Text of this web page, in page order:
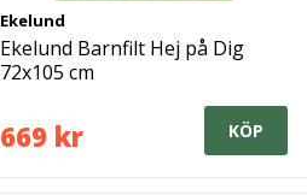
Ekelund
Ekelund Barnfilt Hej på Dig
72x105 cm
669 kr KÖP